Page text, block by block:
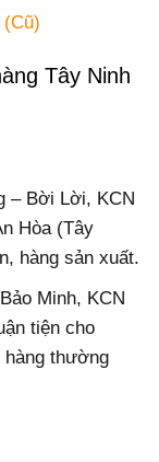
(Cũ)
Tây Ninh
– Bời Lời, KCN
Hòa (Tây
hàng sản xuất.
Minh, KCN
tiện cho
hàng thường